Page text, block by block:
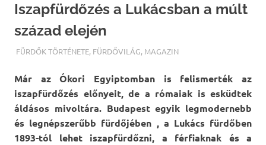
Iszapfürdőzés a Lukácsban a múlt
század elején
TERMALFURDOK.COM
FÜRDŐK TÖRTÉNETE, FÜRDŐVILÁG, MAGAZIN
Már az Ókori Egyiptomban is felismerték az
iszapfürdőzés előnyeit, de a rómaiak is esküdtek
áldásos mivoltára. Budapest egyik legmodernebb
és legnépszerűbb fürdőjében , a Lukács fürdőben
1893-tól lehet iszapfürdőzni, a férfiaknak és a